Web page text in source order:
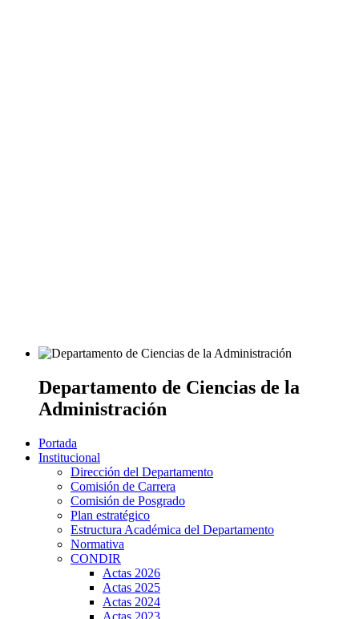
Departamento de Ciencias de la
Administración
Portada
Institucional
Dirección del Departamento
Comisión de Carrera
Comisión de Posgrado
Plan estratégico
Estructura Académica del Departamento
Normativa
CONDIR
Actas 2026
Actas 2025
Actas 2024
Actas 2023